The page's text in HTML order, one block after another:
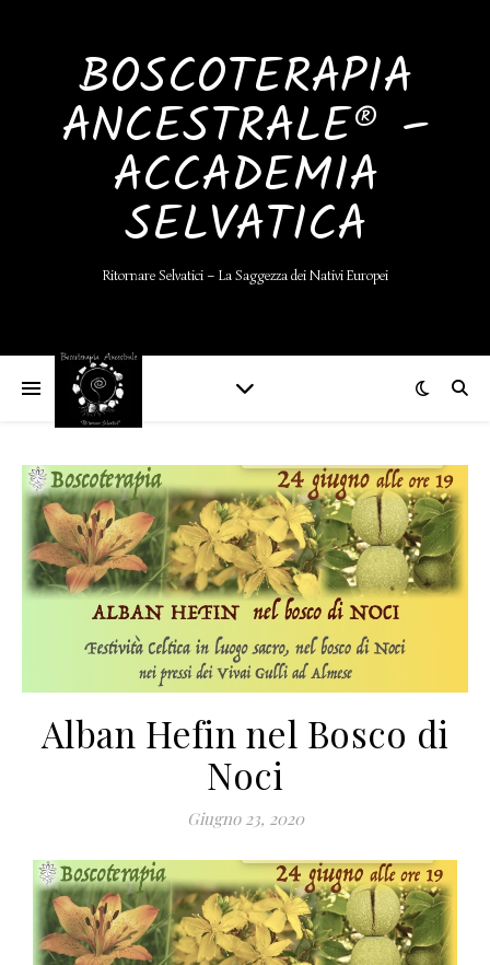
BOSCOTERAPIA
ANCESTRALE® –
ACCADEMIA
SELVATICA
Ritornare Selvatici – La Saggezza dei Nativi Europei
Alban Hefin nel Bosco di
Noci
Giugno 23, 2020